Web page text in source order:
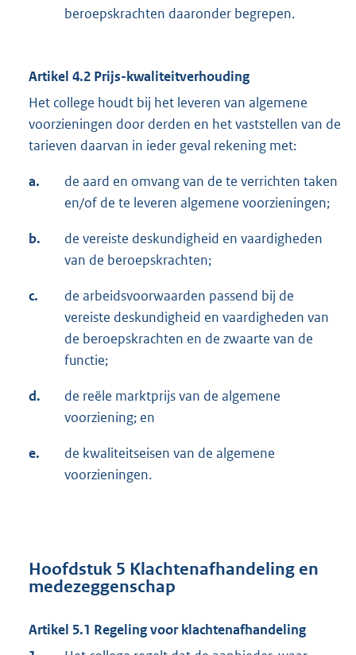
beroepskrachten daaronder begrepen.
Artikel 4.2 Prijs-kwaliteitverhouding
Het college houdt bij het leveren van algemene
voorzieningen door derden en het vaststellen van de
tarieven daarvan in ieder geval rekening met:
a.
de aard en omvang van de te verrichten taken
en/of de te leveren algemene voorzieningen;
b.
de vereiste deskundigheid en vaardigheden
van de beroepskrachten;
c.
de arbeidsvoorwaarden passend bij de
vereiste deskundigheid en vaardigheden van
de beroepskrachten en de zwaarte van de
functie;
d.
de reële marktprijs van de algemene
voorziening; en
e.
de kwaliteitseisen van de algemene
voorzieningen.
Hoofdstuk 5 Klachtenafhandeling en
medezeggenschap
Artikel 5.1 Regeling voor klachtenafhandeling